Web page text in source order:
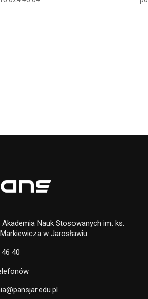
Nauk Stosowanych im. ks.
w Jarosławiu
40